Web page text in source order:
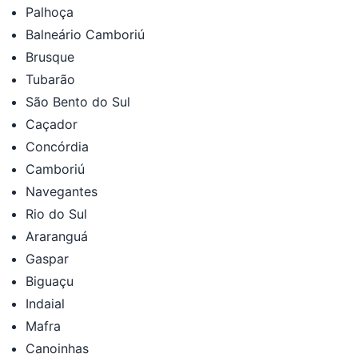
Palhoça
Balneário Camboriú
Brusque
Tubarão
São Bento do Sul
Caçador
Concórdia
Camboriú
Navegantes
Rio do Sul
Araranguá
Gaspar
Biguaçu
Indaial
Mafra
Canoinhas